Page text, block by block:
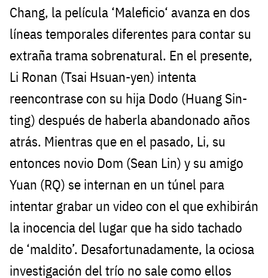
Chang, la película ‘Maleficio‘ avanza en dos
líneas temporales diferentes para contar su
extraña trama sobrenatural. En el presente,
Li Ronan (Tsai Hsuan-yen) intenta
reencontrase con su hija Dodo (Huang Sin-
ting) después de haberla abandonado años
atrás. Mientras que en el pasado, Li, su
entonces novio Dom (Sean Lin) y su amigo
Yuan (RQ) se internan en un túnel para
intentar grabar un video con el que exhibirán
la inocencia del lugar que ha sido tachado
de ‘maldito’. Desafortunadamente, la ociosa
investigación del trío no sale como ellos